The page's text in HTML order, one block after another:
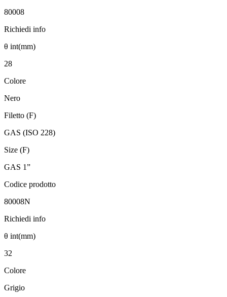
80008
Richiedi info
θ int(mm)
28
Colore
Nero
Filetto (F)
GAS (ISO 228)
Size (F)
GAS 1”
Codice prodotto
80008N
Richiedi info
θ int(mm)
32
Colore
Grigio